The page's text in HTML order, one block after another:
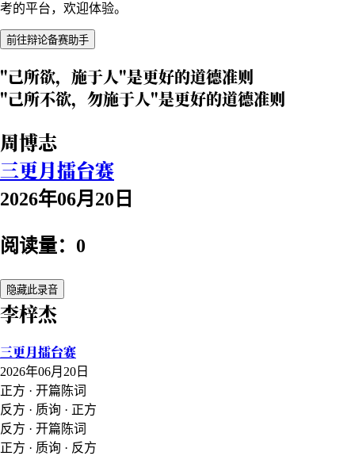
考的平台，欢迎体验。
前往辩论备赛助手
"己所欲，施于人"是更好的道德准则
"己所不欲，勿施于人"是更好的道德准则
周博志
三更月擂台赛
2026年06月20日
阅读量：0
隐藏此录音
李梓杰
三更月擂台赛
2026年06月20日
正方 · 开篇陈词
反方 · 质询 · 正方
反方 · 开篇陈词
正方 · 质询 · 反方